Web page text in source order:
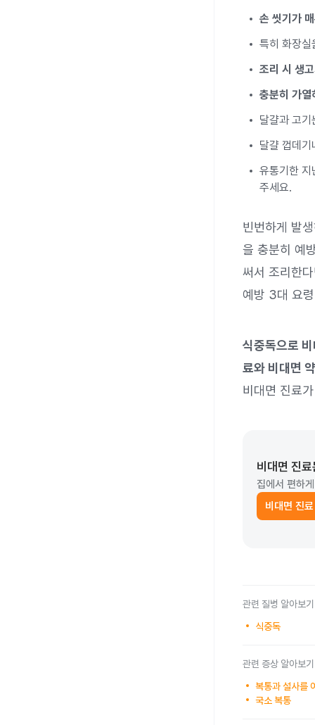
손 씻기가
특히 화장실
조리 시 생
충분히 가열
달걀과 고
달걀 껍데
유통기한 지
주세요.
빈번하게 발
을 충분히 예
써서 조리한
예방 3대 요
식중독으로
료와 비대면
비대면 진료
비대면 진
집에서 편하
비대면 진
관련 질병 알아보기
식중독
관련 증상 알아보기
복통과 설사를
국소 복통